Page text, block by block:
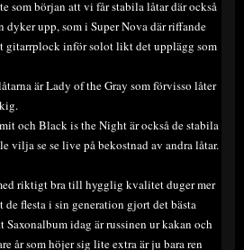
som början att vi får stabila låtar där också
dyker upp, som i Super Nova där riffande
gitarrplock inför solot likt det upplägg som
är Lady of the Gray som förvisso låter
och Black is the Night är också de stabila
vilja se se live på bekostnad av andra låtar.
riktigt bra till hygglig kvalitet duger mer
flesta i sin generation gjort det bästa
idag är russinen ur kakan och
år som höjer sig lite extra är ju bara ren